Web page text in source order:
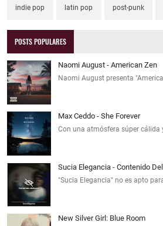
indie pop latin pop post-punk
POSTS POPULARES
Naomi August - American Zen
Naomi August presenta
Max Ceddo - She Forever
Con una atmósfera súper cálida
Sucia Elegancia - Contenido
"Sucia Elegancia" no es apto
New Silver Girl: Blue Room